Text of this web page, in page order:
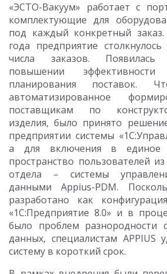
«ЭСТО-Вакуум» работает с
комплектующие для
под каждый конкретный
года предприятие
числа заказов.
повышении
планирования поставок.
автоматизированное
поставщикам по
изделия, было принято
предприятии системы
а для включения в единое
пространство пользователей
отдела – системы
данными Appius-PDM.
разработано как
«1С:Предприятие 8.0» и в
было проблем разнородности
данных, специалистам APPIUS
систему в короткий срок.